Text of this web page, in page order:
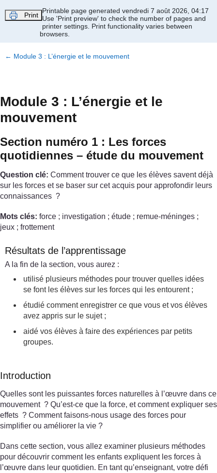
Print
Printable page generated vendredi 7 août 2026, 04:17
Use 'Print preview' to check the number of pages and
printer settings. Print functionality varies between
browsers.
← Module 3 : L’énergie et le mouvement
Module 3 : L’énergie et le
mouvement
Section numéro 1 : Les forces
quotidiennes – étude du mouvement
Question clé: Comment trouver ce que les élèves savent déjà
sur les forces et se baser sur cet acquis pour approfondir leurs
connaissances ?
Mots clés: force ; investigation ; étude ; remue-méninges ;
jeux ; frottement
Résultats de l’apprentissage
A la fin de la section, vous aurez :
utilisé plusieurs méthodes pour trouver quelles idées
se font les élèves sur les forces qui les entourent ;
étudié comment enregistrer ce que vous et vos élèves
avez appris sur le sujet ;
aidé vos élèves à faire des expériences par petits
groupes.
Introduction
Quelles sont les puissantes forces naturelles à l’œuvre dans ce
mouvement ? Qu’est-ce que la force, et comment expliquer ses
effets ? Comment faisons-nous usage des forces pour
simplifier ou améliorer la vie ?
Dans cette section, vous allez examiner plusieurs méthodes
pour découvrir comment les enfants expliquent les forces à
l’œuvre dans leur quotidien. En tant qu’enseignant, votre défi